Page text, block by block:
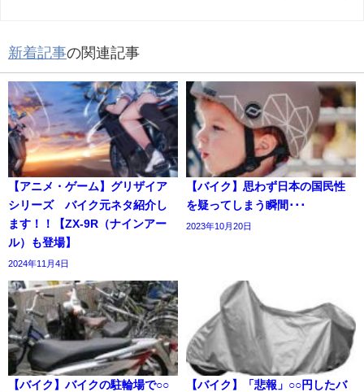
新着記事の関連記事
【アニメ・ゲーム】グリザイア
シリーズ バイク元ネタ紹介し
ます！！【ZX-9R（ナインアー
ル）も登場】
2024年11月4日
【バイク】思わず日本の国民性
を疑ってしまう瞬間･･･
2023年10月20日
【バイク】バイクの駐輪場で○○
【バイク】「悲報」○○円したバ